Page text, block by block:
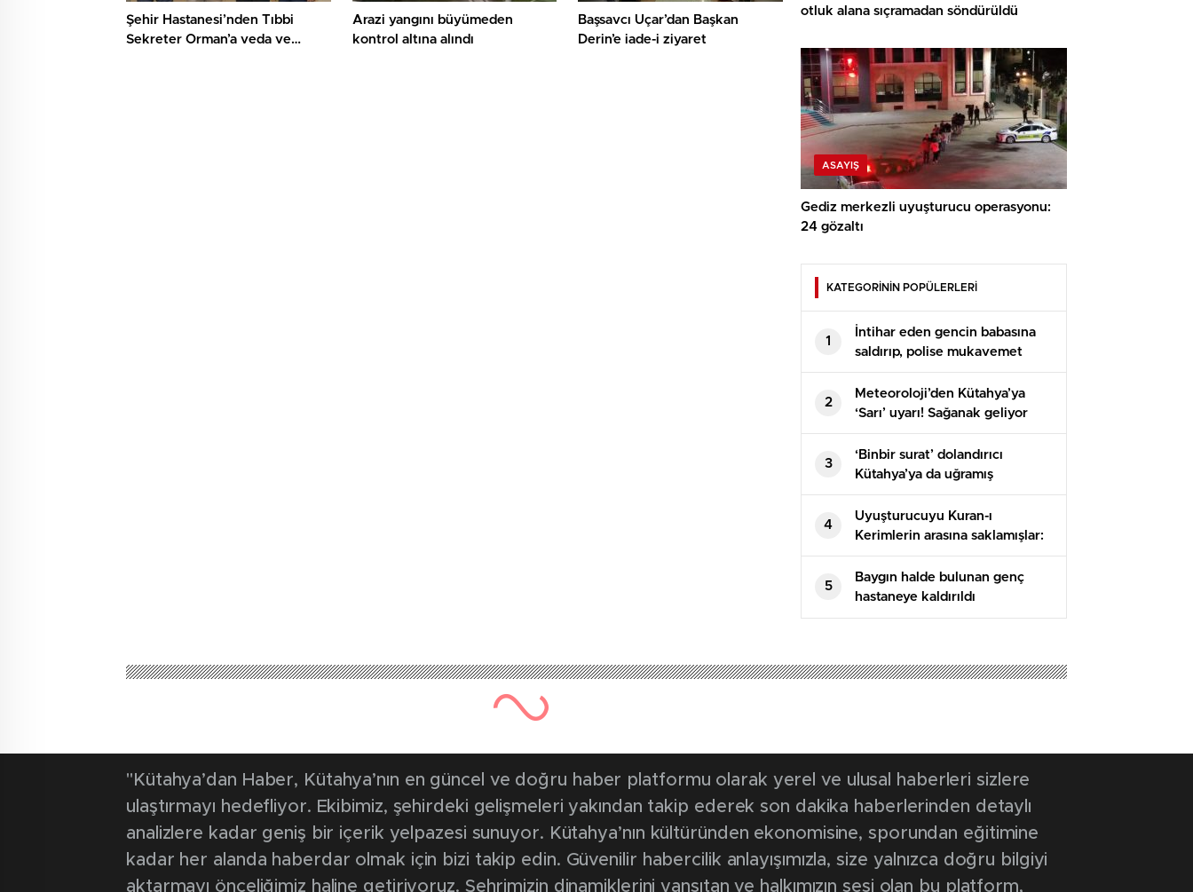
Şehir Hastanesi’nden Tıbbi
Sekreter Orman’a veda ve
Arazi yangını büyümeden
kontrol altına alındı
Başsavcı Uçar’dan Başkan
Derin’e iade-i ziyaret
otluk alana sıçramadan söndürüldü
ASAYIŞ
Gediz merkezli uyuşturucu operasyonu:
24 gözaltı
KATEGORİNİN POPÜLERLERİ
1
İntihar eden gencin babasına
saldırıp, polise mukavemet
eden 6 şüpheli gözaltına alındı
2
Meteoroloji’den Kütahya’ya
‘Sarı’ uyarı! Sağanak geliyor
3
‘Binbir surat’ dolandırıcı
Kütahya’ya da uğramış
4
Uyuşturucuyu Kuran-ı
Kerimlerin arasına saklamışlar:
5 tutuklama
5
Baygın halde bulunan genç
hastaneye kaldırıldı
849 kez okunmuştur
Müdür Küçük’ten gönüllü gençlere ziyaret